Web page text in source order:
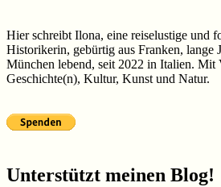
Hier schreibt Ilona, eine reiselustige und
Historikerin, gebürtig aus Franken, lange
München lebend, seit 2022 in Italien. Mit
Geschichte(n), Kultur, Kunst und Natur.
Unterstützt meinen Blog!